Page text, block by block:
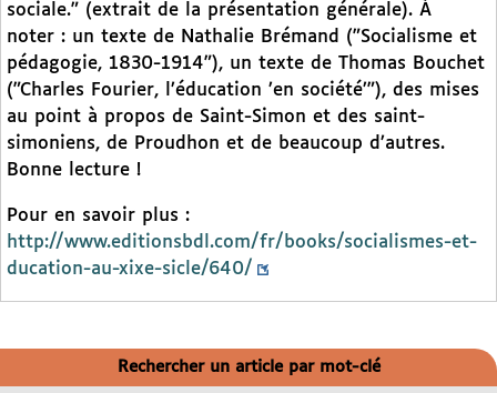
sociale." (extrait de la présentation générale). À
noter : un texte de Nathalie Brémand ("Socialisme et
pédagogie, 1830-1914"), un texte de Thomas Bouchet
("Charles Fourier, l’éducation ’en société’"), des mises
au point à propos de Saint-Simon et des saint-
simoniens, de Proudhon et de beaucoup d’autres.
Bonne lecture !
Pour en savoir plus :
http://www.editionsbdl.com/fr/books/socialismes-et-
ducation-au-xixe-sicle/640/
Rechercher un article par mot-clé